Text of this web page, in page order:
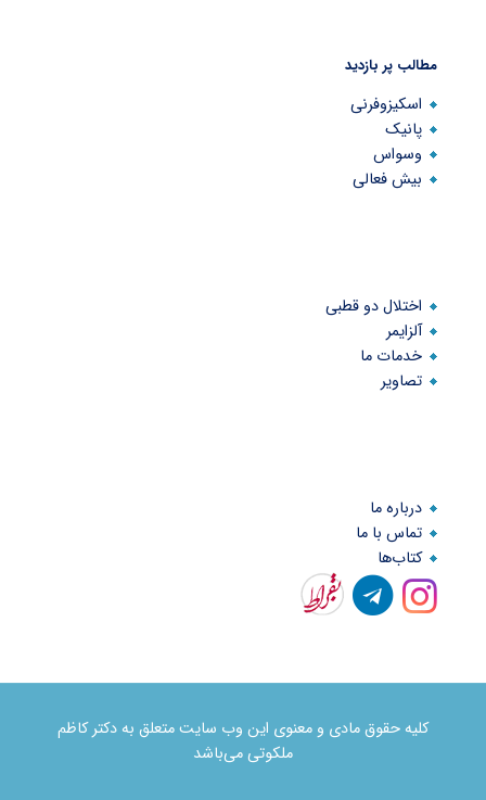
مطالب پر بازدید
اسکیزوفرنی
پانیک
وسواس
بیش فعالی
اختلال دو قطبی
آلزایمر
خدمات ما
تصاویر
درباره ما
تماس با ما
کتاب‌ها
کلیه حقوق مادی و معنوی این وب سایت متعلق به دکتر کاظم
ملکوتی می‌باشد